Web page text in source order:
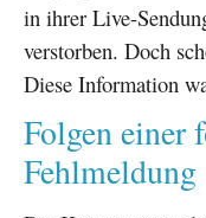
in ihrer Live-
verstorben. Doch
Diese Information
Folgen einer
Fehlmeldung